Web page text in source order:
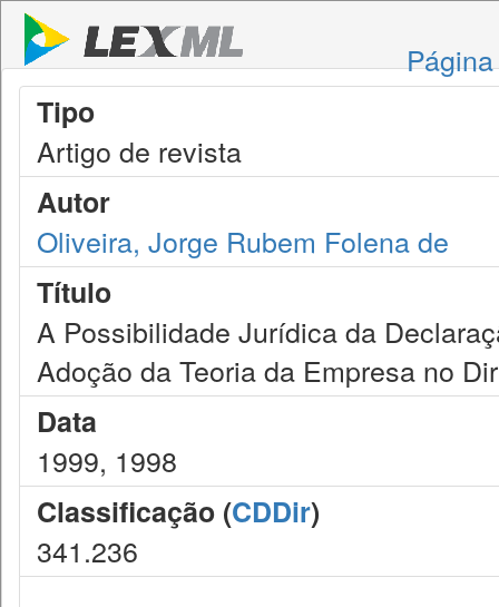
Tipo
Artigo de revista
Autor
Oliveira, Jorge Rubem Folena de
Título
A Possibilidade Jurídica da
Adoção da Teoria da Empresa no
Data
1999, 1998
Classificação (CDDir)
341.236